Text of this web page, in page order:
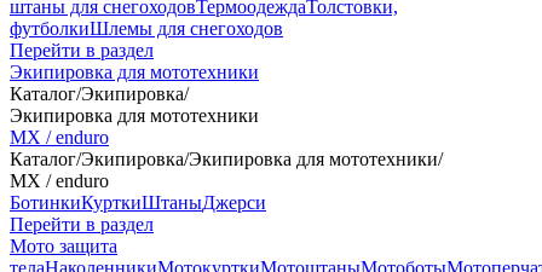
штаны для снегоходовТермоодеждаТолстовки,
футболкиШлемы для снегоходов
Перейти в раздел
Экипировка для мототехники
Каталог/Экипировка/
Экипировка для мототехники
MX / enduro
Каталог/Экипировка/Экипировка для мототехники/
MX / enduro
БотинкиКурткиШтаныДжерси
Перейти в раздел
Мото защита
телаНаколенникиМотокурткиМотоштаныМотоботы